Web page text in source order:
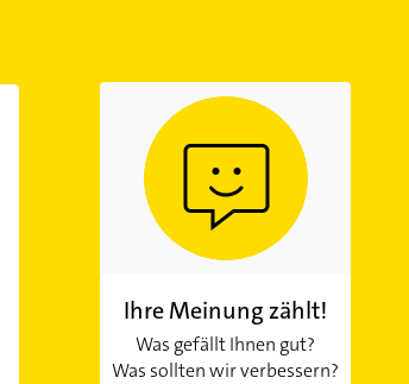
Ihre Meinung zählt!
Was gefällt Ihnen gut?
Was sollten wir verbessern?